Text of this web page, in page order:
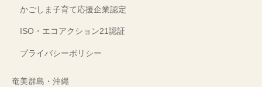
かごしま子育て応援企業認定
ISO・エコアクション21認証
プライバシーポリシー
奄美群島・沖縄